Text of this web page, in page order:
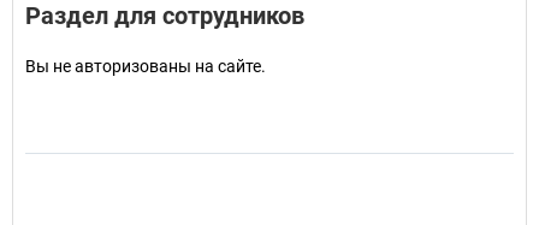
Раздел для сотрудников
Вы не авторизованы на сайте.